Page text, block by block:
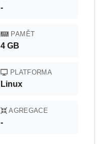
-
PAMĚT
4 GB
PLATFORMA
Linux
AGREGACE
-